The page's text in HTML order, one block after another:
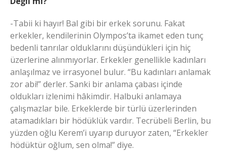
-Tabii ki hayır! Bal gibi bir erkek sorunu. Fakat
erkekler, kendilerinin Olympos’ta ikamet eden tunç
bedenli tanrılar olduklarını düşündükleri için hiç
üzerlerine alınmıyorlar. Erkekler genellikle kadınları
anlaşılmaz ve irrasyonel bulur. “Bu kadınları anlamak
zor abi!” derler. Sanki bir anlama çabası içinde
oldukları izlenimi hâkimdir. Halbuki anlamaya
çalışmazlar bile. Erkeklerde bir türlü üzerlerinden
atamadıkları bir hödüklük vardır. Tecrübeli Berlin, bu
yüzden oğlu Kerem’i uyarıp duruyor zaten, “Erkekler
hödüktür oğlum, sen olma!” diye.